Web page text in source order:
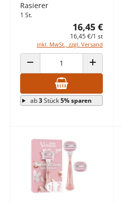
Rasierer
1 St.
16,45 €
16,45 €/1 st
inkl. MwSt., zzgl. Versand
ANZAHL VERRINGERN ANZAHL
ab3Stück5% sparen